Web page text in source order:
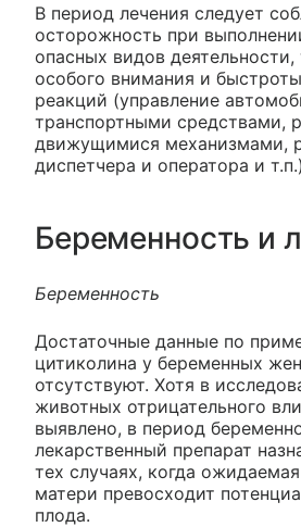
В период лечения следует
осторожность при
опасных видов
особого внимания и
реакций (управление
транспортными средствами,
движущимися механизмами,
диспетчера и оператора и
Беременность и
Беременность
Достаточные данные по
цитиколина у беременных
отсутствуют. Хотя в
животных отрицательного
выявлено, в период
лекарственный препарат
тех случаях, когда
матери превосходит
плода.